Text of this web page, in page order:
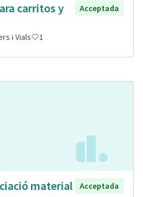
carritos y
Acceptada
i Vials 1
material
Acceptada